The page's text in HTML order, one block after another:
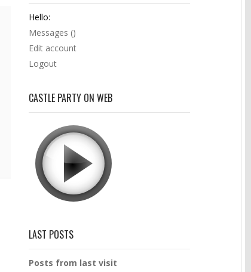
Hello:
Messages ()
Edit account
Logout
CASTLE PARTY ON WEB
LAST POSTS
Posts from last visit